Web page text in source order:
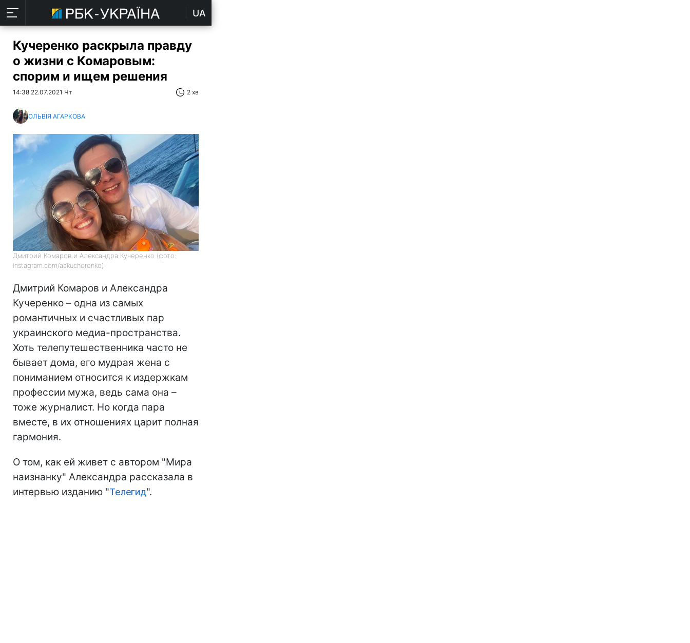
UA
Кучеренко раскрыла правду
о жизни с Комаровым:
спорим и ищем решения
14:38 22.07.2021 Чт 2 хв
ОЛЬВІЯ АГАРКОВА
Дмитрий Комаров и Александра Кучеренко (фото:
instagram.com/aakucherenko)
Дмитрий Комаров и Александра
Кучеренко – одна из самых
романтичных и счастливых пар
украинского медиа-пространства.
Хоть телепутешественника часто не
бывает дома, его мудрая жена с
пониманием относится к издержкам
профессии мужа, ведь сама она –
тоже журналист. Но когда пара
вместе, в их отношениях царит полная
гармония.
О том, как ей живет с автором "Мира
наизнанку" Александра рассказала в
интервью изданию "Телегид".